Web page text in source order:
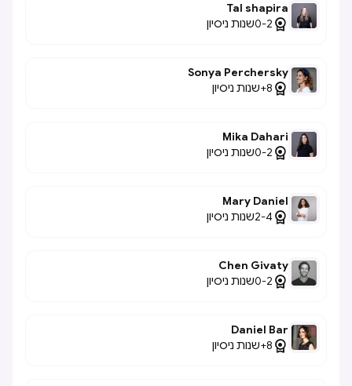
Tal shapira

0-2שנות ניסיון
Sonya Perchersky

8+ שנות ניסיון
Mika Dahari

0-2שנות ניסיון
Mary Daniel

2-4שנות ניסיון
Chen Givaty

0-2שנות ניסיון
Daniel Bar

8+ שנות ניסיון